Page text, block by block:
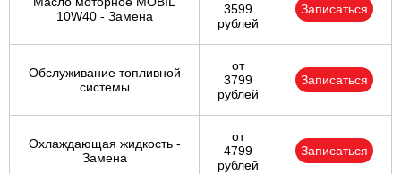
10W40 - Замена
3599
рублей
Записаться
Обслуживание топливной
системы
от
3799
рублей
Записаться
Охлаждающая жидкость -
Замена
от
4799
рублей
Записаться